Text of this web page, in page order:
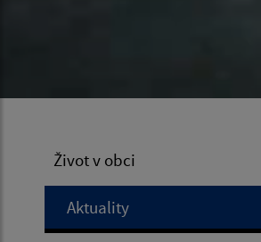
Život v obci
Aktuality